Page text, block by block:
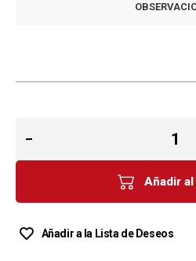
Añadir
Añadir a la Lista de Deseos